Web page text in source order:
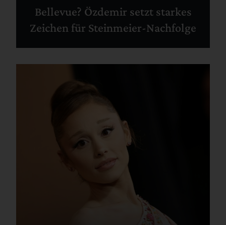
Bellevue? Özdemir setzt starkes
Zeichen für Steinmeier-Nachfolge